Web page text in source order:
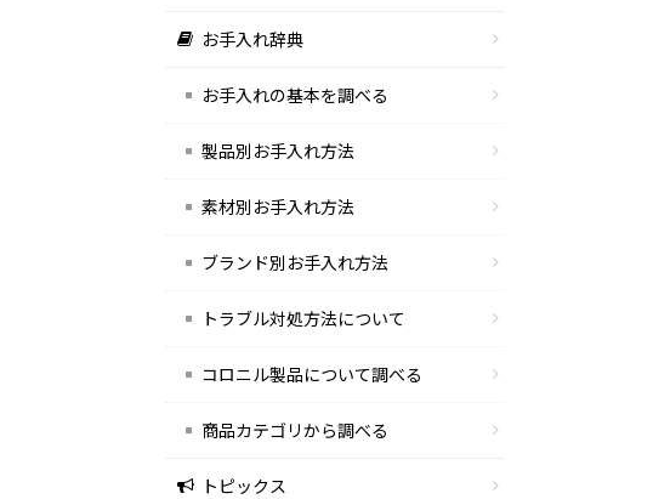
お手入れ辞典
お手入れの基本を調べる
製品別お手入れ方法
素材別お手入れ方法
ブランド別お手入れ方法
トラブル対処方法について
コロニル製品について調べる
商品カテゴリから調べる
トピックス